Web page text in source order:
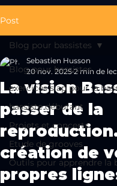
Post
Blog pour bassistes
exercices slap pour la
bassiste débutant
Projets et concerts
Etude de grooves
Outils pour apprendre la
Blog pour bassistes
La vision
passer de la
création de
propres
Sebastien Husson
20 nov. 2025 2 min de